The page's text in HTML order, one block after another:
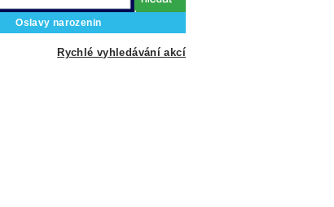
Oslavy narozenin
Rychlé vyhledávání akcí